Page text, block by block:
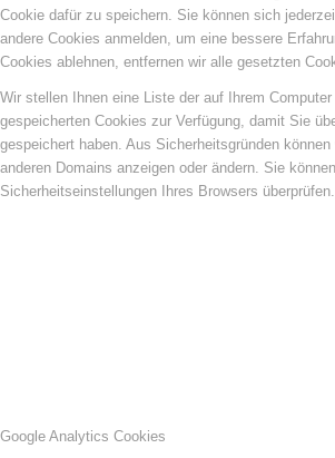
Cookie dafür zu speichern. Sie können sich
andere Cookies anmelden, um eine bessere
Cookies ablehnen, entfernen wir alle gesetzten
Wir stellen Ihnen eine Liste der auf Ihrem
gespeicherten Cookies zur Verfügung, damit Sie
gespeichert haben. Aus Sicherheitsgründen
anderen Domains anzeigen oder ändern. Sie
Sicherheitseinstellungen Ihres Browsers überprüfen.
Google Analytics Cookies